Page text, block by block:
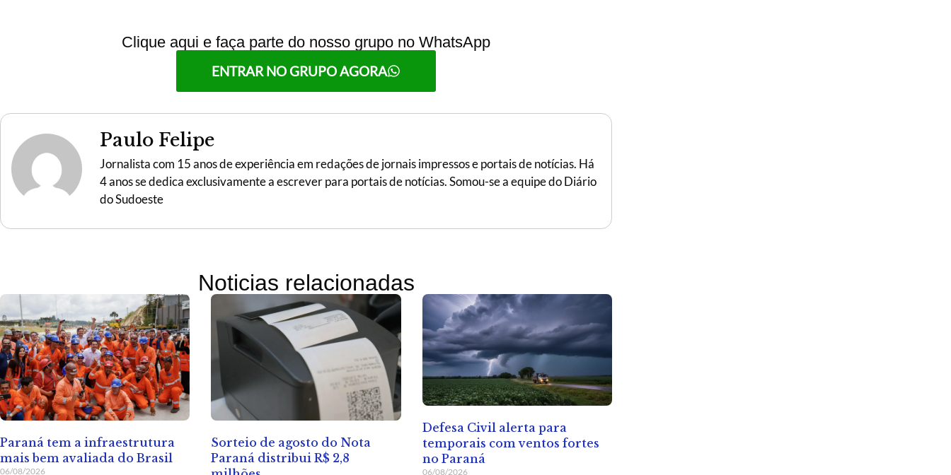
Clique aqui e faça parte do nosso grupo no WhatsApp
ENTRAR NO GRUPO AGORA
Paulo Felipe
Jornalista com 15 anos de experiência em redações de jornais impressos e portais de notícias. Há
4 anos se dedica exclusivamente a escrever para portais de notícias. Somou-se a equipe do Diário
do Sudoeste
Noticias relacionadas
Paraná tem a infraestrutura
mais bem avaliada do Brasil
06/08/2026
Sorteio de agosto do Nota
Paraná distribui R$ 2,8
Defesa Civil alerta para
temporais com ventos fortes
no Paraná
06/08/2026